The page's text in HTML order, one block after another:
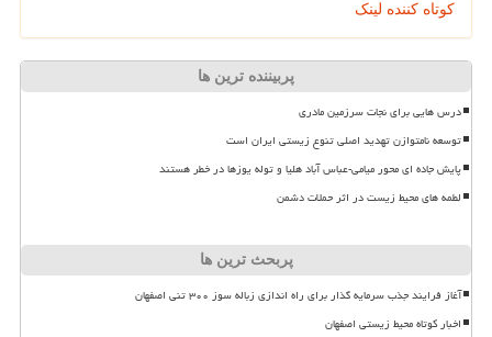
کوتاه کننده لینک
پربیننده ترین ها
درس هایی برای نجات سرزمین مادری
توسعه نامتوازن تهدید اصلی تنوع زیستی ایران است
پایش جاده ای محور میامی-عباس آباد هلیا و توله یوزها در خطر هستند
لطمه های محیط زیست در اثر حملات دشمن
پربحث ترین ها
آغاز فرایند جذب سرمایه گذار برای راه اندازی زباله سوز ۳۰۰ تنی اصفهان
اخبار کوتاه محیط زیستی اصفهان